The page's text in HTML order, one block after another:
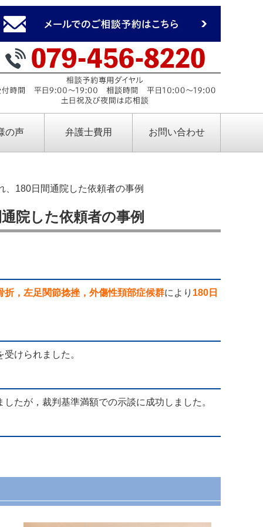
の声 弁護士費用 お問い合わせ
、180日間通院した依頼者の事例
院した依頼者の事例
折，左足関節捻挫，外傷性頚部症候群により 180日
受けられました。
たが，裁判基準満額での示談に成功しました。